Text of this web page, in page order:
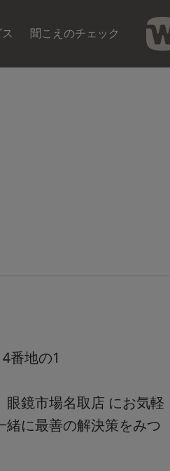
聞こえのチェック​
番地の1
鏡市場名取店 にお気軽
緒に最善の解決策をみつ